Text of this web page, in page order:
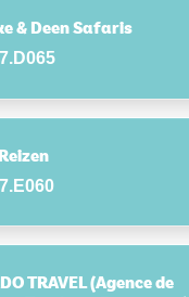
& Deen Safaris
TRAVEL (Agence de